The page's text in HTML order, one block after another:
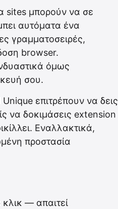
sites μπορούν να σε
αυτόματα ένα
γραμματοσειρές,
browser.
όμως
σου.
επιτρέπουν να δεις
να δοκιμάσεις extension
Εναλλακτικά,
προστασία
κλικ — απαιτεί